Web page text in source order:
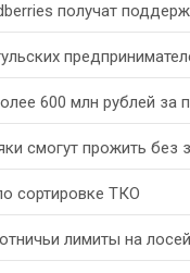
получат
600 млн рублей за
смогут прожить без
сортировке ТКО
лимиты на